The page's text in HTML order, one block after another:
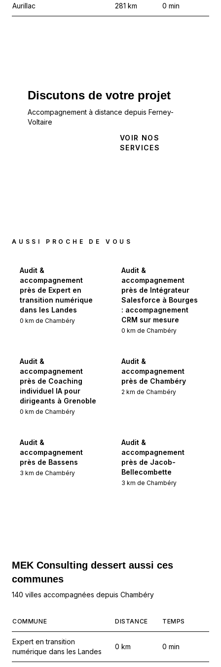
Aurillac 281 km 0 min
Discutons de votre projet
Accompagnement à distance depuis Ferney-
Voltaire
VOIR NOS
SERVICES
AUSSI PROCHE DE VOUS
Audit &
accompagnement
près de Expert en
transition numérique
dans les Landes
0 km de Chambéry
Audit &
accompagnement
près de Intégrateur
Salesforce à Bourges
: accompagnement
CRM sur mesure
0 km de Chambéry
Audit &
accompagnement
près de Coaching
individuel IA pour
dirigeants à Grenoble
0 km de Chambéry
Audit &
accompagnement
près de Chambéry
2 km de Chambéry
Audit &
accompagnement
près de Bassens
3 km de Chambéry
Audit &
accompagnement
près de Jacob-
Bellecombette
3 km de Chambéry
MEK Consulting dessert aussi ces
communes
140 villes accompagnées depuis Chambéry
COMMUNE DISTANCE TEMPS
Expert en transition
numérique dans les Landes
0 km 0 min